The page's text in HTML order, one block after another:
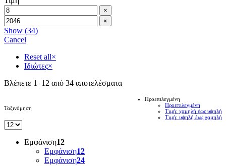
×
×
Show (34)
Cancel
Reset all×
Ιδιώτες×
Βλέπετε 1–12 από 34 αποτελέσματα
Ταξινόμηση
Προεπιλεγμένη
Προεπιλεγμένη
Τιμή: χαμηλή έως υψηλή
Τιμή: υψηλή έως χαμηλή
Εμφάνιση12
Εμφάνιση12
Εμφάνιση24